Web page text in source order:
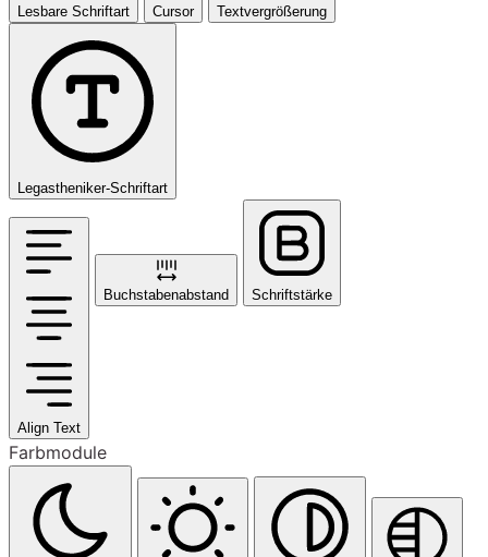
Lesbare Schriftart Cursor Textvergrößerung
Legastheniker-Schriftart
Align Text
Buchstabenabstand Schriftstärke
Farbmodule